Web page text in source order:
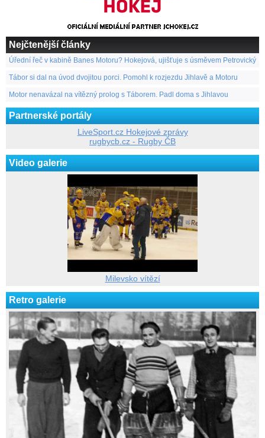
Nejčtenější články
Úřední řeč v kabině Banes Motoru? Hokejová, ujišťuje s úsměvem Petrovický
Tábor si dal na úvod dvojitou porci. Pomohl k rozjezdu Jihlavě a Motoru
Motor nenavázal na vítězný prolog s Táborem. Padl doma s Jihlavou
Partnerské portály
LiveSport.cz Hokejové zprávy
rugbycb.cz - Rugby ČB
Video galerie
Milevsko vítězí
Retro galerie